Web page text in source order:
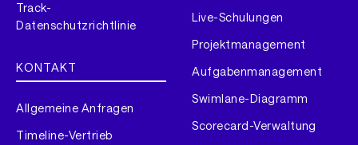
Track-
Datenschutzrichtlinie
KONTAKT
Allgemeine Anfragen
Timeline-Vertrieb
Live-Schulungen
Projektmanagement
Aufgabenmanagement
Swimlane-Diagramm
Scorecard-Verwaltung